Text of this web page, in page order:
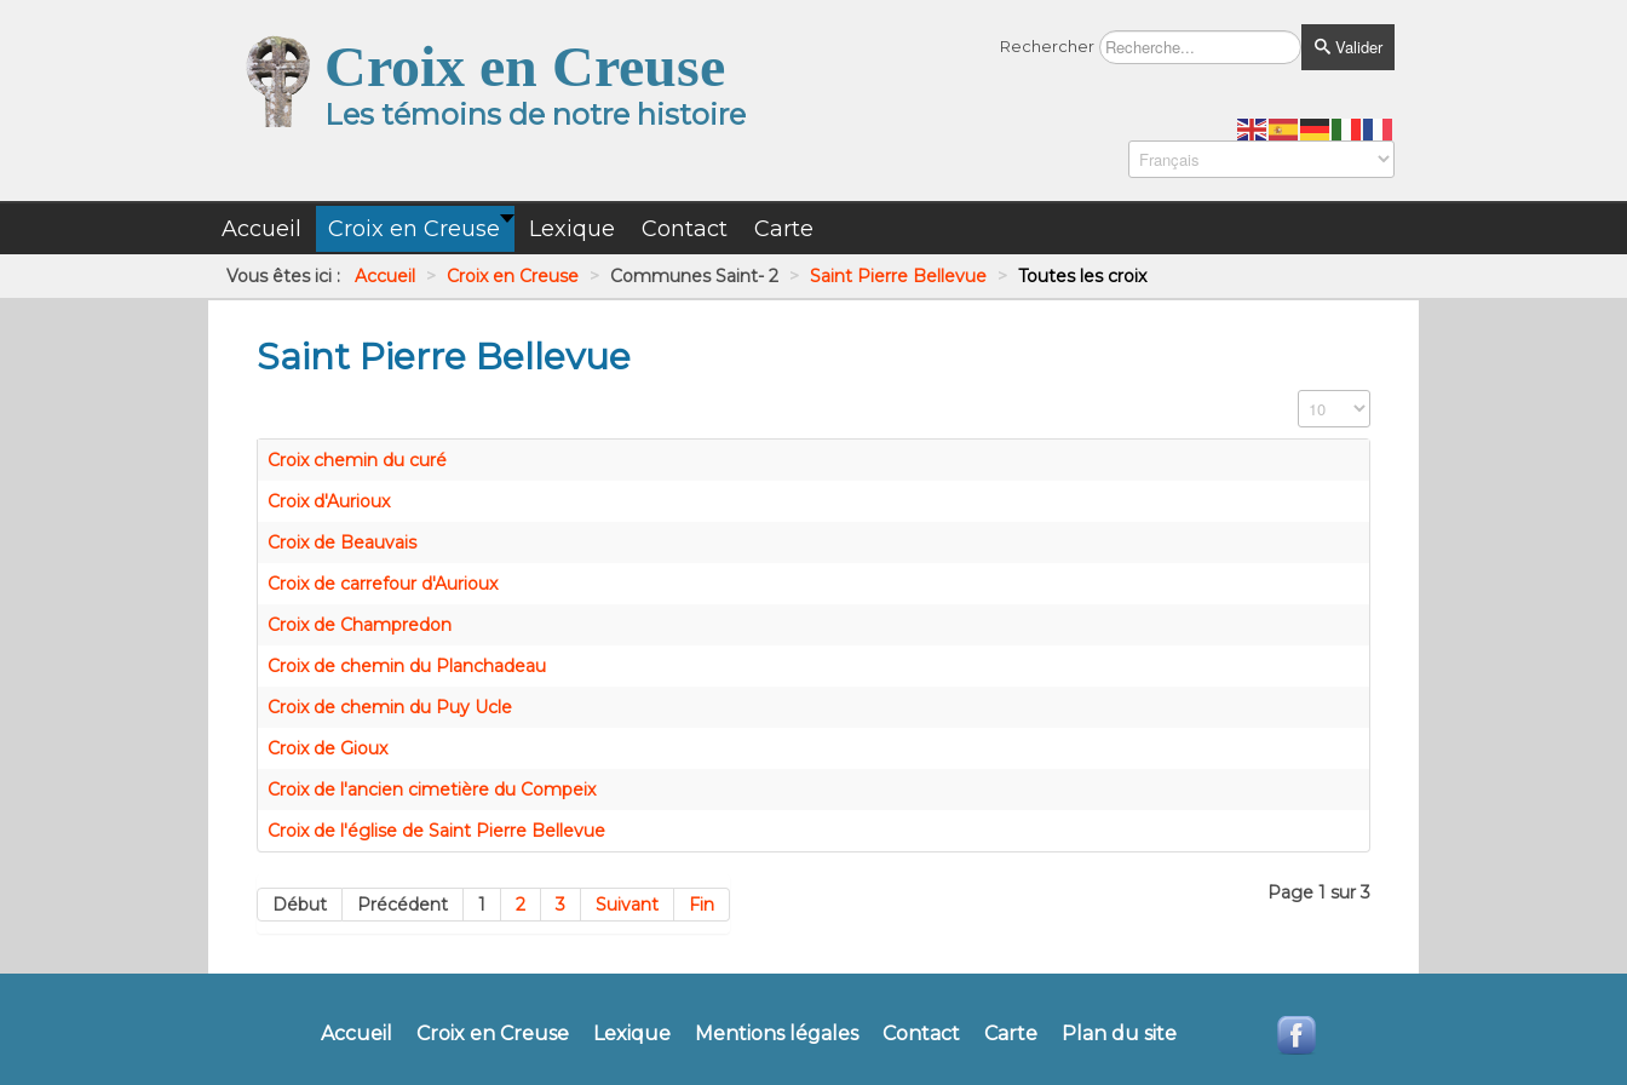
Croix en Creuse
Les témoins de notre histoire
Rechercher Valider
Accueil Croix en Creuse Lexique Contact Carte
Vous êtes ici : Accueil > Croix en Creuse > Communes Saint- 2 > Saint Pierre Bellevue > Toutes les croix
Saint Pierre Bellevue
Affichage #
Croix chemin du curé
Croix d'Aurioux
Croix de Beauvais
Croix de carrefour d'Aurioux
Croix de Champredon
Croix de chemin du Planchadeau
Croix de chemin du Puy Ucle
Croix de Gioux
Croix de l'ancien cimetière du Compeix
Croix de l'église de Saint Pierre Bellevue
Page 1 sur 3
Début Précédent 1 2 3 Suivant Fin
Accueil Croix en Creuse Lexique Mentions légales Contact Carte Plan du site